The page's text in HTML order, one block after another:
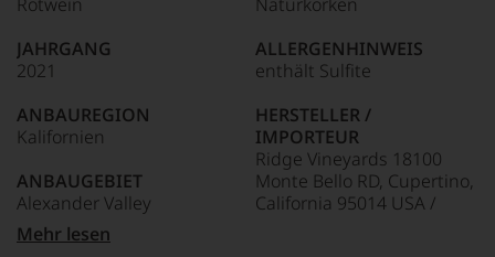
Unter 85 Punkte:
Welt,
kaum
ein
Das
dokumentieren
auch
und
gerade
mit
JAHRGANG
2021
ANBAUREGION
Kalifornien
ANBAUGEBIET
Alexander Valley
APPELLATION
ALLERGENHINWEIS
enthält Sulfite
HERSTELLER /
IMPORTEUR
Ridge Vineyards 18100
Monte Bello RD, Cupertino,
California 95014 USA /
Mehr lesen